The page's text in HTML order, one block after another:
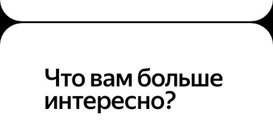
Что вам больше
интересно?